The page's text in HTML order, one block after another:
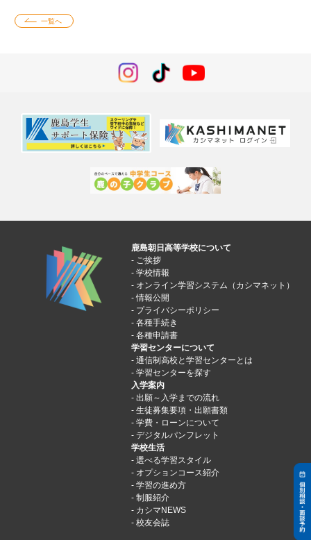
一覧へ
鹿島朝日高等学校について
ご挨拶
学校情報
オンライン学習システム（カシマネット）
情報公開
プライバシーポリシー
各種手続き
各種申請書
学習センターについて
通信制高校と学習センターとは
学習センターを探す
入学案内
出願～入学までの流れ
生徒募集要項・出願書類
学費・ローンについて
デジタルパンフレット
学校生活
選べる学習スタイル
オプションコース紹介
学習の進め方
制服紹介
カシマNEWS
校友会誌